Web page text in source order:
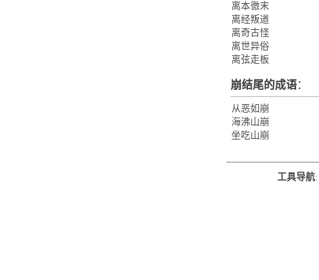
离本徼末
离经叛道
离奇古怪
离世异俗
离弦走板
崩结尾的成语：
从恶如崩
海沸山崩
坐吃山崩
工具导航: